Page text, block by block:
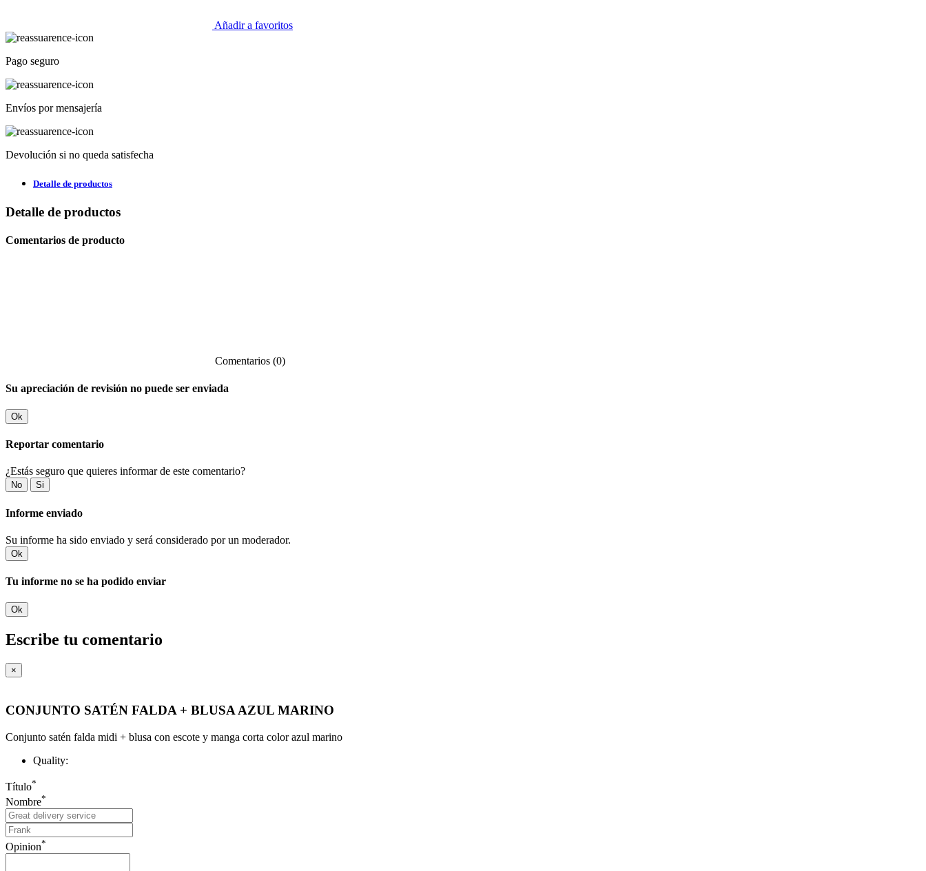
Añadir a favoritos
Pago seguro
Envíos por mensajería
Devolución si no queda satisfecha
Detalle de productos
Detalle de productos
Comentarios de producto
Comentarios (0)
Su apreciación de revisión no puede ser enviada
Ok
Reportar comentario
¿Estás seguro que quieres informar de este comentario?
No Si
Informe enviado
Su informe ha sido enviado y será considerado por un moderador.
Ok
Tu informe no se ha podido enviar
Ok
Escribe tu comentario
×
CONJUNTO SATÉN FALDA + BLUSA AZUL MARINO
Conjunto satén falda midi + blusa con escote y manga corta color azul marino
Quality:
Título*
Nombre*
Opinion*